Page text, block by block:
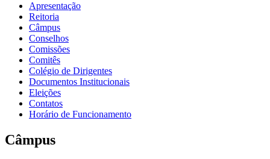
Apresentação
Reitoria
Câmpus
Conselhos
Comissões
Comitês
Colégio de Dirigentes
Documentos Institucionais
Eleições
Contatos
Horário de Funcionamento
Câmpus